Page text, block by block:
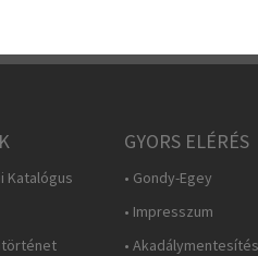
Katalógus
GYORS ELÉRÉS
• Gondy-Egey
• Impresszum
•